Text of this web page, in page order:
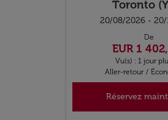
Toronto
20/08/2026 - 20/
De
EUR 1
Vu(s) : 1 jour
Aller-retour /
Réservez